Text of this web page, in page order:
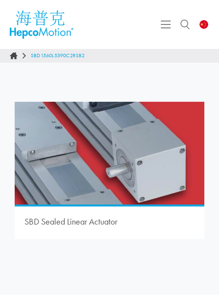
SBD1560L5590C2RSB2
SBD Sealed Linear Actuator